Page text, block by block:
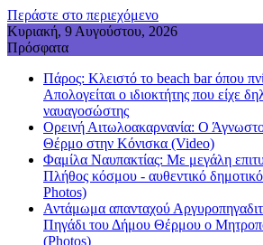
Περάστε στο περιεχόμενο
Κυριακή, 9 Αυγούστου, 2026
Πρόσφατα
Πάρος: Κλειστό το beach bar όπου
Απολογείται ο ιδιοκτήτης που είχε
ναυαγοσώστης
Ορεινή Αιτωλοακαρνανία: Ο
Θέρμο στην Κόνισκα (Video)
Φαμίλα Ναυπακτίας: Με μεγάλη
Πλήθος κόσμου - αυθεντικό
Photos)
Αντάμωμα απανταχού
Πηγάδι του Δήμου Θέρμου ο
(Photos)